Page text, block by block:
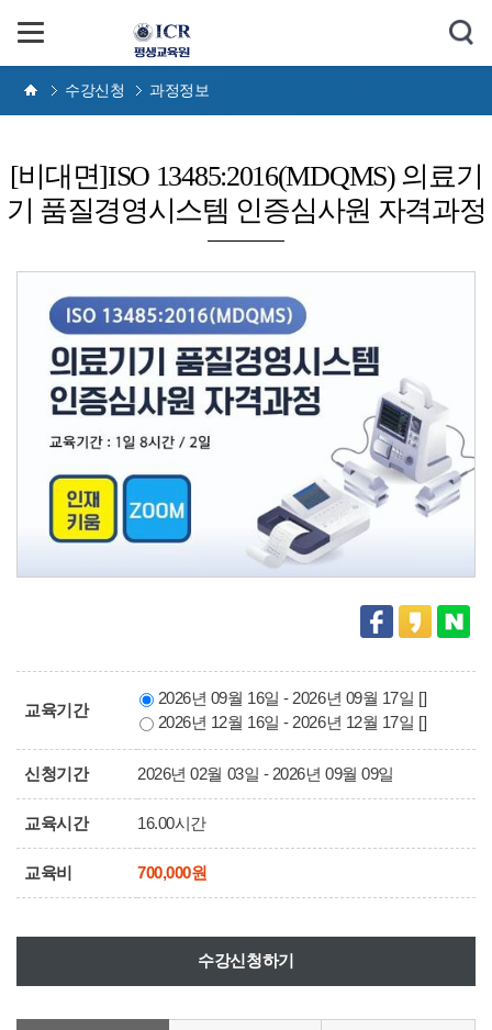
수강신청 과정정보
[비대면]ISO 13485:2016(MDQMS) 의료기
기 품질경영시스템 인증심사원 자격과정
교육기간
2026년 09월 16일 - 2026년 09월 17일 []
2026년 12월 16일 - 2026년 12월 17일 []
신청기간 2026년 02월 03일 - 2026년 09월 09일
교육시간 16.00시간
교육비 700,000원
수강신청하기